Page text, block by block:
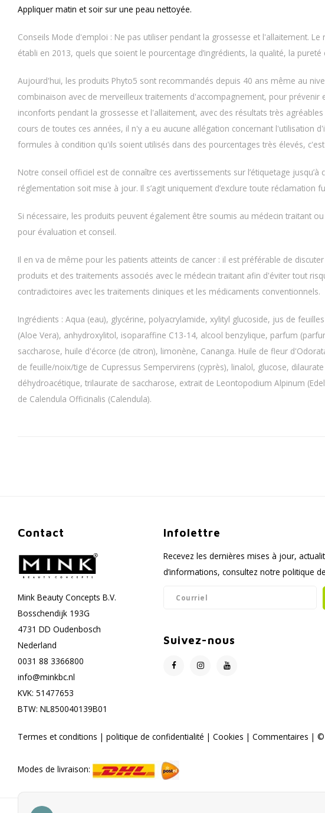
Appliquer matin et soir sur une peau nettoyée.
Conseils Mode d'emploi : Ne pas utiliser pendant la grossesse et l'allaitement. Le
établi en 2013, quels que soient le pourcentage d’ingrédients, la qualité, la pureté
Aujourd'hui, les produits Phyto5 sont recommandés depuis 40 ans même au
combinaison avec de merveilleux traitements d'accompagnement, pour prévenir
inconforts pendant la grossesse et l'allaitement, avec des résultats très
cours de toutes ces années, il n'y a eu aucune allégation concernant l'utilisation
formules à condition qu'ils soient utilisés dans des pourcentages très élevés,
Notre conseil officiel est de connaître ces avertissements sur l’étiquetage jusqu’à
réglementation soit mise à jour. Il s’agit uniquement d’exclure toute réclamation
Si nécessaire, les produits peuvent également être soumis au médecin traitant
pour évaluation et conseil.
Il en va de même pour les patients atteints de cancer : il est préférable de
produits et des traitements associés avec le médecin traitant afin d'éviter tout
contradictoires avec les traitements cliniques et les médicaments conventionnels.
Ingrédients : Aqua (eau), glycérine, polyacrylamide, xylityl glucoside, jus de
(Aloe Vera), anhydroxylitol, isoparaffine C13-14, alcool benzylique, parfum
saccharose, huile d'écorce (de citron), limonène, Cananga. Huile de fleur
de feuille/noix/tige de Cupressus Sempervirens (cyprès), linalol, glucose,
déhydroacétique, trilaurate de saccharose, extrait de Leontopodium Alpinum
de Calendula Officinalis (Calendula).
Contact
Mink Beauty Concepts B.V.
Bosschendijk 193G
4731 DD Oudenbosch
Nederland
0031 88 3366800
info@minkbc.nl
KVK: 51477653
BTW: NL850040139B01
Infolettre
Recevez les dernières mises à jour,
d’informations, consultez notre politique
Suivez-nous
Termes et conditions | politique de confidentialité | Cookies | Commentaires | ©
Modes de livraison: